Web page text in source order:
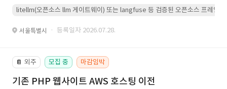
litellm(오픈소스 llm 게이트웨이) 또는 langfuse 등 검증된 오픈소스 프레임워
서울특별시 · 등록일자 2026.07.28.
📔 외주 모집 중 마감임박
기존 PHP 웹사이트 AWS 호스팅 이전